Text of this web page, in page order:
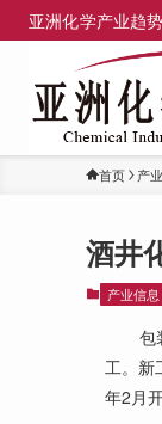
亚洲化学产业趋
首页 产
酒井
产业信息
包装
工。新
年2月